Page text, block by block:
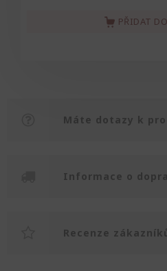
PŘIDAT
Máte dotazy k
Informace o
Recenze